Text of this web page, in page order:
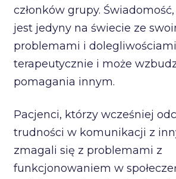
członków grupy.
jest jedyny na świecie ze
problemami i
terapeutycznie i może
pomagania innym.
Pacjenci, którzy wcześniej
trudności w komunikacji z
zmagali się z problemami z
funkcjonowaniem w